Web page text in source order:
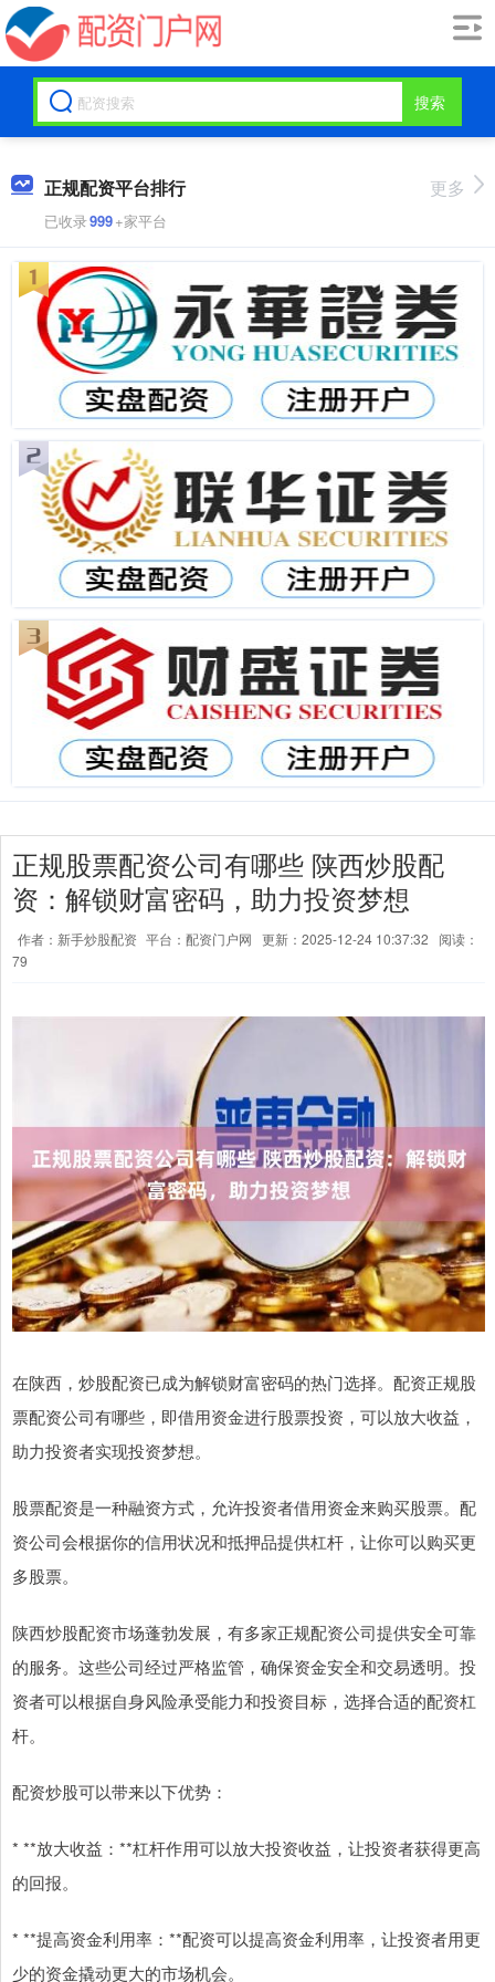
搜索
正规配资平台排行
已收录999+家平台
更多
正规股票配资公司有哪些 陕西炒股配
资：解锁财富密码，助力投资梦想
作者：新手炒股配资 平台：配资门户网 更新：2025-12-24 10:37:32
阅读：
79
在陕西，炒股配资已成为解锁财富密码的热门选择。配资正规股
票配资公司有哪些，即借用资金进行股票投资，可以放大收益，
助力投资者实现投资梦想。
股票配资是一种融资方式，允许投资者借用资金来购买股票。配
资公司会根据你的信用状况和抵押品提供杠杆，让你可以购买更
多股票。
陕西炒股配资市场蓬勃发展，有多家正规配资公司提供安全可靠
的服务。这些公司经过严格监管，确保资金安全和交易透明。投
资者可以根据自身风险承受能力和投资目标，选择合适的配资杠
杆。
配资炒股可以带来以下优势：
* **放大收益：**杠杆作用可以放大投资收益，让投资者获得更高
的回报。
* **提高资金利用率：**配资可以提高资金利用率，让投资者用更
少的资金撬动更大的市场机会。